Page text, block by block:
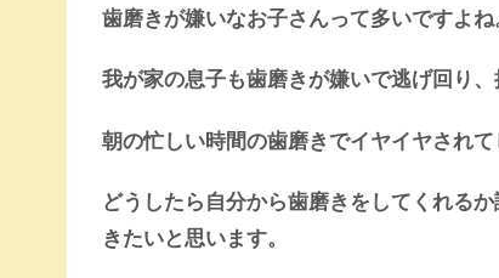
歯磨きが嫌いなお子さんって多いですよね
我が家の息子も歯磨きが嫌いで逃げ回り
朝の忙しい時間の歯磨きでイヤイヤされ
どうしたら自分から歯磨きをしてくれる
きたいと思います。